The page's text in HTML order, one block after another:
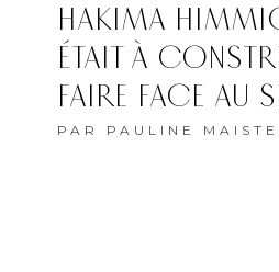
HAKIMA
ÉTAIT À
FAIRE FACE AU
PAR PAULINE